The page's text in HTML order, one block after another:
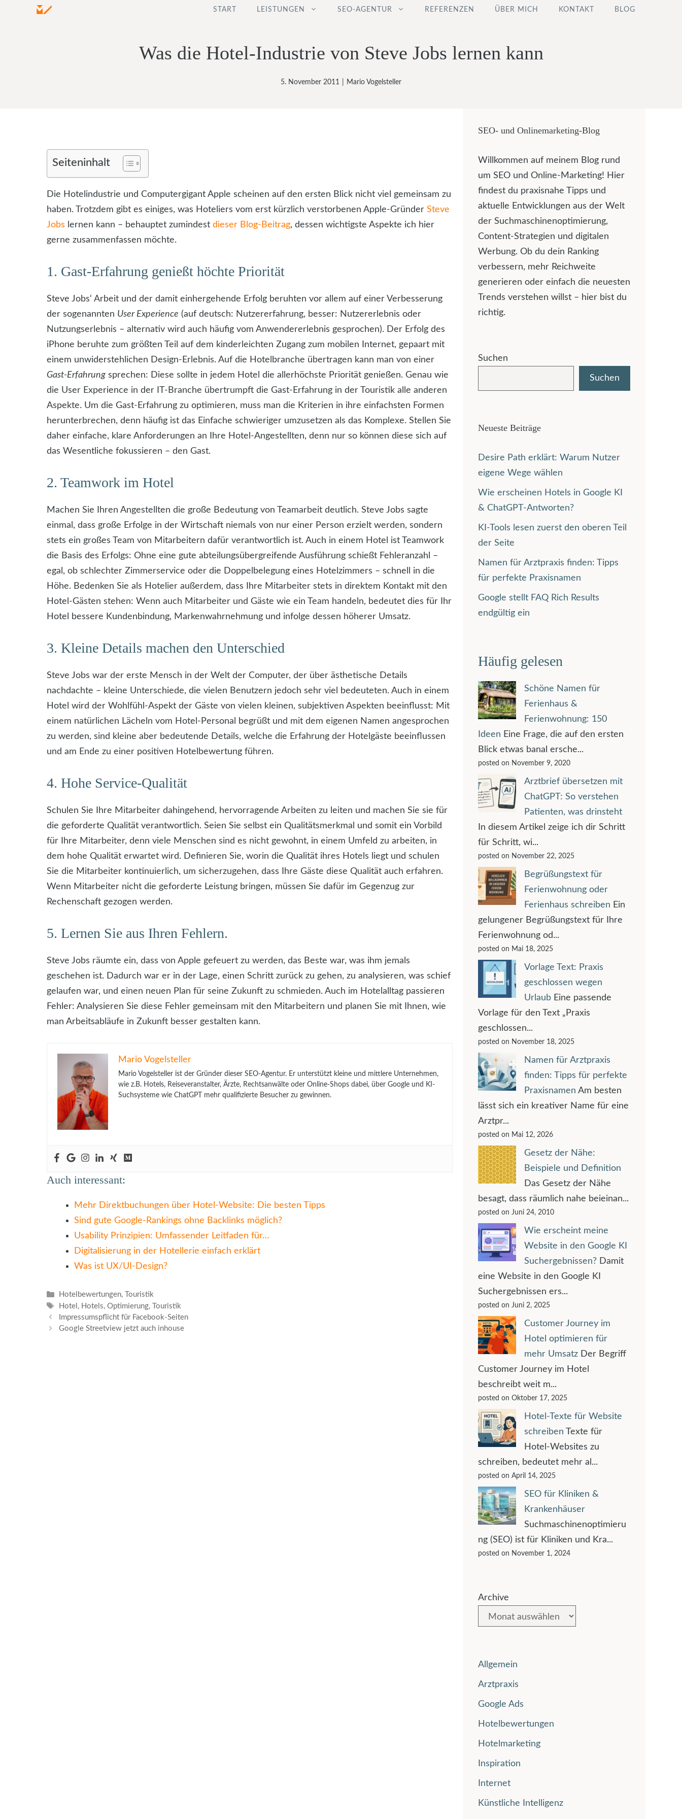
START LEISTUNGEN SEO-AGENTUR REFERENZEN ÜBER MICH KONTAKT BLOG
Was die Hotel-Industrie von Steve Jobs lernen kann
5. November 2011 Mario Vogelsteller
Seiteninhalt
Die Hotelindustrie und Computergigant Apple scheinen auf den ersten Blick nicht viel gemeinsam zu
haben. Trotzdem gibt es einiges, was Hoteliers vom erst kürzlich verstorbenen Apple-Gründer Steve
Jobs lernen kann – behauptet zumindest dieser Blog-Beitrag, dessen wichtigste Aspekte ich hier
gerne zusammenfassen möchte.
1. Gast-Erfahrung genießt höchte Priorität
Steve Jobs‘ Arbeit und der damit einhergehende Erfolg beruhten vor allem auf einer Verbesserung
der sogenannten User Experience (auf deutsch: Nutzererfahrung, besser: Nutzererlebnis oder
Nutzungserlebnis – alternativ wird auch häufig vom Anwendererlebnis gesprochen). Der Erfolg des
iPhone beruhte zum größten Teil auf dem kinderleichten Zugang zum mobilen Internet, gepaart mit
einem unwiderstehlichen Design-Erlebnis. Auf die Hotelbranche übertragen kann man von einer
Gast-Erfahrung sprechen: Diese sollte in jedem Hotel die allerhöchste Priorität genießen. Genau wie
die User Experience in der IT-Branche übertrumpft die Gast-Erfahrung in der Touristik alle anderen
Aspekte. Um die Gast-Erfahrung zu optimieren, muss man die Kriterien in ihre einfachsten Formen
herunterbrechen, denn häufig ist das Einfache schwieriger umzusetzen als das Komplexe. Stellen Sie
daher einfache, klare Anforderungen an Ihre Hotel-Angestellten, denn nur so können diese sich auf
das Wesentliche fokussieren – den Gast.
2. Teamwork im Hotel
Machen Sie Ihren Angestellten die große Bedeutung von Teamarbeit deutlich. Steve Jobs sagte
einmal, dass große Erfolge in der Wirtschaft niemals von nur einer Person erzielt werden, sondern
stets ein großes Team von Mitarbeitern dafür verantwortlich ist. Auch in einem Hotel ist Teamwork
die Basis des Erfolgs: Ohne eine gute abteilungsübergreifende Ausführung schießt Fehleranzahl –
egal, ob schlechter Zimmerservice oder die Doppelbelegung eines Hotelzimmers – schnell in die
Höhe. Bedenken Sie als Hotelier außerdem, dass Ihre Mitarbeiter stets in direktem Kontakt mit den
Hotel-Gästen stehen: Wenn auch Mitarbeiter und Gäste wie ein Team handeln, bedeutet dies für Ihr
Hotel bessere Kundenbindung, Markenwahrnehmung und infolge dessen höherer Umsatz.
3. Kleine Details machen den Unterschied
Steve Jobs war der erste Mensch in der Welt der Computer, der über ästhetische Details
nachdachte – kleine Unterschiede, die vielen Benutzern jedoch sehr viel bedeuteten. Auch in einem
Hotel wird der Wohlfühl-Aspekt der Gäste von vielen kleinen, subjektiven Aspekten beeinflusst: Mit
einem natürlichen Lächeln vom Hotel-Personal begrüßt und mit dem eigenen Namen angesprochen
zu werden, sind kleine aber bedeutende Details, welche die Erfahrung der Hotelgäste beeinflussen
und am Ende zu einer positiven Hotelbewertung führen.
4. Hohe Service-Qualität
Schulen Sie Ihre Mitarbeiter dahingehend, hervorragende Arbeiten zu leiten und machen Sie sie für
die geforderte Qualität verantwortlich. Seien Sie selbst ein Qualitätsmerkmal und somit ein Vorbild
für Ihre Mitarbeiter, denn viele Menschen sind es nicht gewohnt, in einem Umfeld zu arbeiten, in
dem hohe Qualität erwartet wird. Definieren Sie, worin die Qualität ihres Hotels liegt und schulen
Sie die Mitarbeiter kontinuierlich, um sicherzugehen, dass Ihre Gäste diese Qualität auch erfahren.
Wenn Mitarbeiter nicht die geforderte Leistung bringen, müssen Sie dafür im Gegenzug zur
Rechenschaft gezogen werden.
5. Lernen Sie aus Ihren Fehlern.
Steve Jobs räumte ein, dass von Apple gefeuert zu werden, das Beste war, was ihm jemals
geschehen ist. Dadurch war er in der Lage, einen Schritt zurück zu gehen, zu analysieren, was schief
gelaufen war, und einen neuen Plan für seine Zukunft zu schmieden. Auch im Hotelalltag passieren
Fehler: Analysieren Sie diese Fehler gemeinsam mit den Mitarbeitern und planen Sie mit Ihnen, wie
man Arbeitsabläufe in Zukunft besser gestalten kann.
Mario Vogelsteller
Mario Vogelsteller ist der Gründer dieser SEO-Agentur. Er unterstützt kleine und mittlere Unternehmen,
wie z.B. Hotels, Reiseveranstalter, Ärzte, Rechtsanwälte oder Online-Shops dabei, über Google und KI-
Suchsysteme wie ChatGPT mehr qualifizierte Besucher zu gewinnen.
Auch interessant:
Mehr Direktbuchungen über Hotel-Website: Die besten Tipps
Sind gute Google-Rankings ohne Backlinks möglich?
Usability Prinzipien: Umfassender Leitfaden für…
Digitalisierung in der Hotellerie einfach erklärt
Was ist UX/UI-Design?
Kategorien
Hotelbewertungen,
Touristik
Schlagwörter
Hotel , Hotels,Optimierung,
Touristik
Impressumspflicht für Facebook-Seiten
Google Streetview jetzt auch inhouse
SEO- und Onlinemarketing-Blog
Willkommen auf meinem Blog rund
um SEO und Online-Marketing! Hier
findest du praxisnahe Tipps und
aktuelle Entwicklungen aus der Welt
der Suchmaschinenoptimierung,
Content-Strategien und digitalen
Werbung. Ob du dein Ranking
verbessern, mehr Reichweite
generieren oder einfach die neuesten
Trends verstehen willst – hier bist du
richtig.
Suchen
Suchen
Neueste Beiträge
Desire Path erklärt: Warum Nutzer
eigene Wege wählen
Wie erscheinen Hotels in Google KI
& ChatGPT-Antworten?
KI-Tools lesen zuerst den oberen Teil
der Seite
Namen für Arztpraxis finden: Tipps
für perfekte Praxisnamen
Google stellt FAQ Rich Results
endgültig ein
Häufig gelesen
Schöne Namen für
Ferienhaus &
Ferienwohnung: 150
Ideen Eine Frage, die auf den ersten
Blick etwas banal ersche...
posted on November 9, 2020
Arztbrief übersetzen mit
ChatGPT: So verstehen
Patienten, was drinsteht
In diesem Artikel zeige ich dir Schritt
für Schritt, wi...
posted on November 22, 2025
Begrüßungstext für
Ferienwohnung oder
Ferienhaus schreiben Ein
gelungener Begrüßungstext für Ihre
Ferienwohnung od...
posted on Mai 18, 2025
Vorlage Text: Praxis
geschlossen wegen
Urlaub Eine passende
Vorlage für den Text „Praxis
geschlossen...
posted on November 18, 2025
Namen für Arztpraxis
finden: Tipps für perfekte
Praxisnamen Am besten
lässt sich ein kreativer Name für eine
Arztpr...
posted on Mai 12, 2026
Gesetz der Nähe:
Beispiele und Definition
Das Gesetz der Nähe
besagt, dass räumlich nahe beieinan...
posted on Juni 24, 2010
Wie erscheint meine
Website in den Google KI
Suchergebnissen? Damit
eine Website in den Google KI
Suchergebnissen ers...
posted on Juni 2, 2025
Customer Journey im
Hotel optimieren für
mehr Umsatz Der Begriff
Customer Journey im Hotel
beschreibt weit m...
posted on Oktober 17, 2025
Hotel-Texte für Website
schreiben Texte für
Hotel-Websites zu
schreiben, bedeutet mehr al...
posted on April 14, 2025
SEO für Kliniken &
Krankenhäuser
Suchmaschinenoptimieru
ng (SEO) ist für Kliniken und Kra...
posted on November 1, 2024
Archive
Allgemein
Arztpraxis
Google Ads
Hotelbewertungen
Hotelmarketing
Inspiration
Internet
Künstliche Intelligenz